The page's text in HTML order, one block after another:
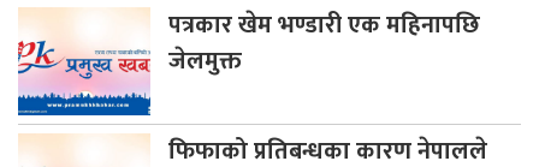
पत्रकारखेम भण्डारी एक महिनापछि
जेलमुक्त
फिफाकोप्रतिबन्धका कारण नेपालले